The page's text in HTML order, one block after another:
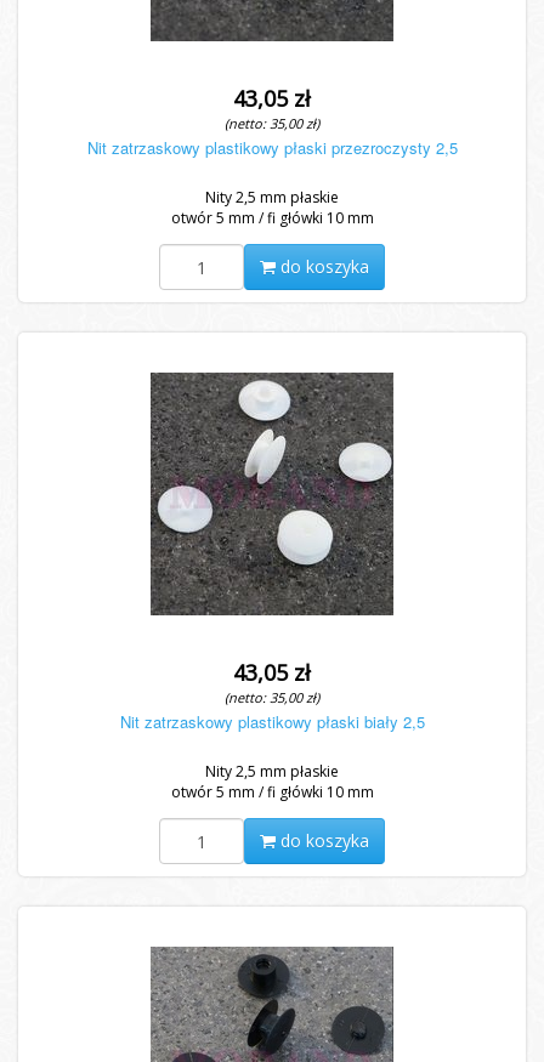
43,05 zł
(netto: 35,00 zł)
Nit zatrzaskowy plastikowy płaski przezroczysty 2,5
Nity 2,5 mm płaskie
otwór 5 mm / fi główki 10 mm
do koszyka
43,05 zł
(netto: 35,00 zł)
Nit zatrzaskowy plastikowy płaski biały 2,5
Nity 2,5 mm płaskie
otwór 5 mm / fi główki 10 mm
do koszyka